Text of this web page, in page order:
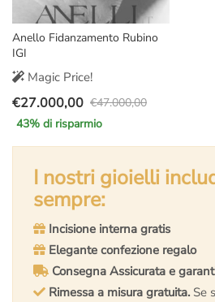
Anello Fidanzamento Rubino
IGI
Magic Price!
€47.000,00
Il
prezzo
originale
€47.000,00.
€27.000,00
Il
prezzo
attuale
€27.000,00.
43% di risparmio
I nostri gioielli
sempre:
Incisione interna gratis
Elegante confezione regalo
Consegna Assicurata e
Rimessa a misura gratuita. Se